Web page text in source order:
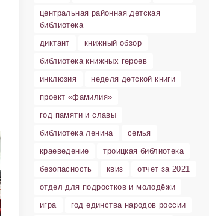
центральная районная детская
библиотека
диктант
книжный обзор
библиотека книжных героев
инклюзия
неделя детской книги
проект «фамилия»
год памяти и славы
библиотека ленина
семья
краеведение
троицкая библиотека
безопасность
квиз
отчет за 2021
отдел для подростков и молодёжи
игра
год единства народов россии